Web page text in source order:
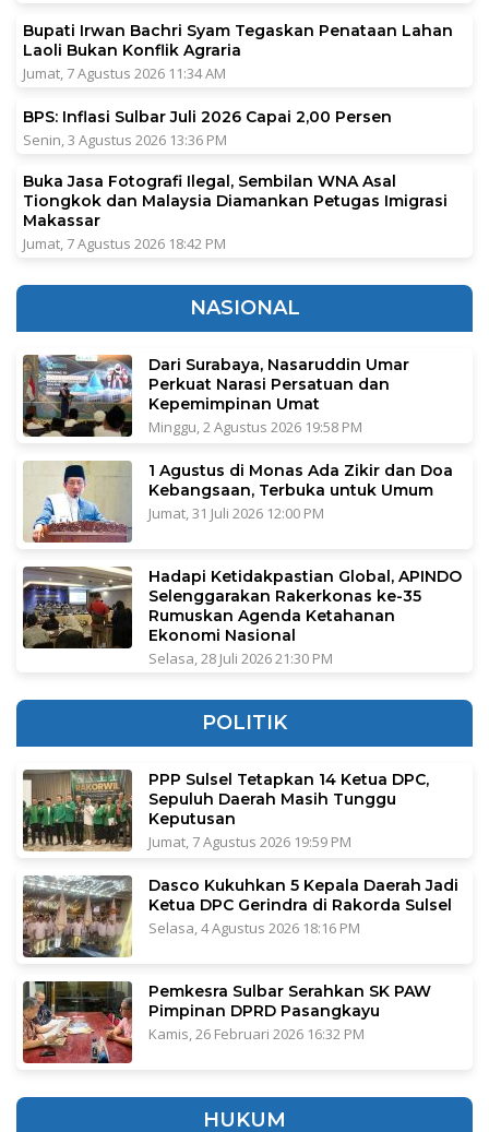
Bupati Irwan Bachri Syam Tegaskan Penataan Lahan
Laoli Bukan Konflik Agraria
Jumat, 7 Agustus 2026 11:34 AM
BPS: Inflasi Sulbar Juli 2026 Capai 2,00 Persen
Senin, 3 Agustus 2026 13:36 PM
Buka Jasa Fotografi Ilegal, Sembilan WNA Asal
Tiongkok dan Malaysia Diamankan Petugas Imigrasi
Makassar
Jumat, 7 Agustus 2026 18:42 PM
NASIONAL
Dari Surabaya, Nasaruddin Umar
Perkuat Narasi Persatuan dan
Kepemimpinan Umat
Minggu, 2 Agustus 2026 19:58 PM
1 Agustus di Monas Ada Zikir dan Doa
Kebangsaan, Terbuka untuk Umum
Jumat, 31 Juli 2026 12:00 PM
Hadapi Ketidakpastian Global, APINDO
Selenggarakan Rakerkonas ke-35
Rumuskan Agenda Ketahanan
Ekonomi Nasional
Selasa, 28 Juli 2026 21:30 PM
POLITIK
PPP Sulsel Tetapkan 14 Ketua DPC,
Sepuluh Daerah Masih Tunggu
Keputusan
Jumat, 7 Agustus 2026 19:59 PM
Dasco Kukuhkan 5 Kepala Daerah Jadi
Ketua DPC Gerindra di Rakorda Sulsel
Selasa, 4 Agustus 2026 18:16 PM
Pemkesra Sulbar Serahkan SK PAW
Pimpinan DPRD Pasangkayu
Kamis, 26 Februari 2026 16:32 PM
HUKUM